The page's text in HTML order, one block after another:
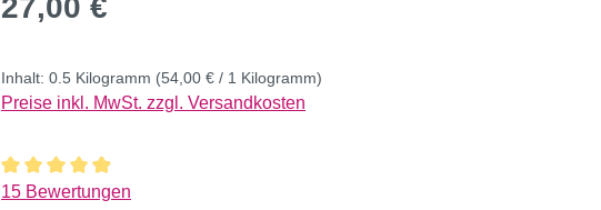
27,00 €
Inhalt: 0.5 Kilogramm (54,00 € / 1 Kilogramm)
Preise inkl. MwSt. zzgl. Versandkosten
Durchschnittliche Bewertung von 4.93 von 5 Sternen
15 Bewertungen